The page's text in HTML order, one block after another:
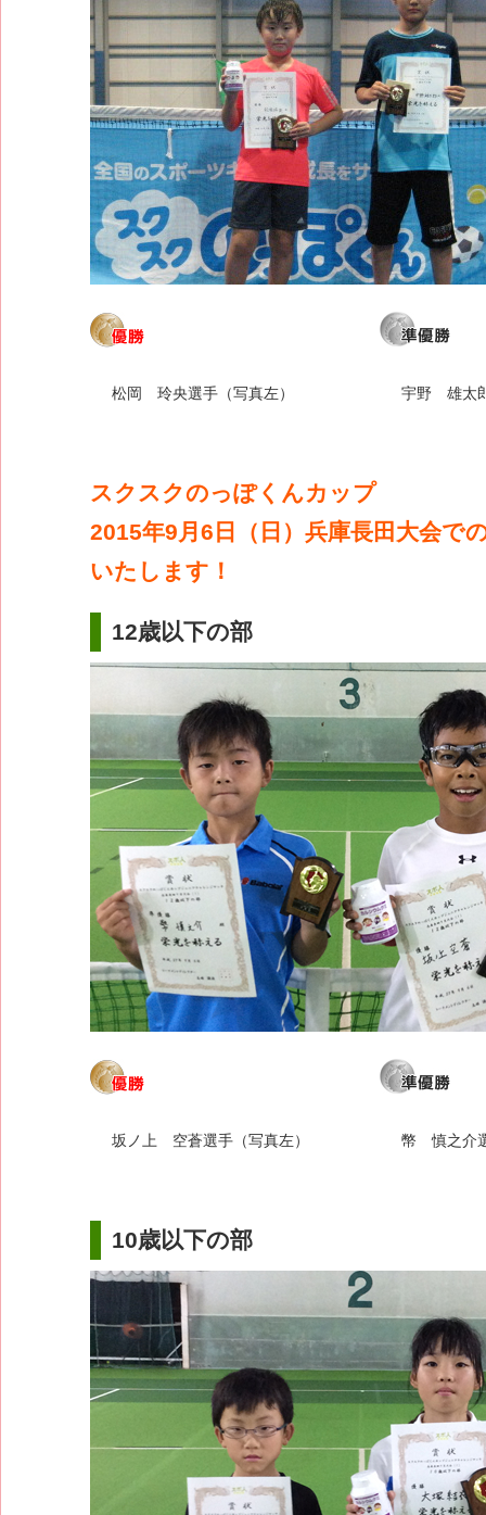
松岡 玲央選手（写真左） 宇野 雄太
スクスクのっぽくんカップ
2015年9月6日（日）兵庫長田大会で
いたします！
12歳以下の部
坂ノ上 空蒼選手（写真左） 幣 慎之介
10歳以下の部